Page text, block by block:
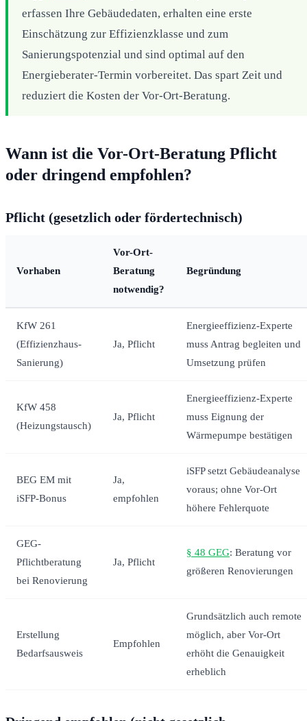
erfassen Ihre Gebäudedaten, erhalten eine erste
Einschätzung zur Effizienzklasse und zum
Sanierungspotenzial und sind optimal auf den
Energieberater-Termin vorbereitet. Das spart Zeit und
reduziert die Kosten der Vor-Ort-Beratung.
Wann ist die Vor-Ort-Beratung Pflicht
oder dringend empfohlen?
Pflicht (gesetzlich oder fördertechnisch)
Vorhaben
Vor-Ort-
Beratung
notwendig?
Begründung
KfW 261
(Effizienzhaus-
Sanierung)
Ja, Pflicht
Energieeffizienz-Experte
muss Antrag begleiten und
Umsetzung prüfen
KfW 458
(Heizungstausch)
Ja, Pflicht
Energieeffizienz-Experte
muss Eignung der
Wärmepumpe bestätigen
BEG EM mit
iSFP-Bonus
Ja,
empfohlen
iSFP setzt Gebäudeanalyse
voraus; ohne Vor-Ort
höhere Fehlerquote
GEG-
Pflichtberatung
bei Renovierung
Ja, Pflicht
§ 48 GEG: Beratung vor
größeren Renovierungen
Erstellung
Bedarfsausweis
Empfohlen
Grundsätzlich auch remote
möglich, aber Vor-Ort
erhöht die Genauigkeit
erheblich